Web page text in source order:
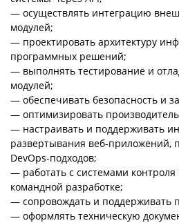
— осуществлять интеграцию
модулей;
— проектировать архитектуру
программных решений;
— выполнять тестирование и
модулей;
— обеспечивать безопасность и
— оптимизировать
— настраивать и поддерживать
развертывания веб-приложений,
DevOps-подходов;
— работать с системами контроля
командной разработке;
— сопровождать и поддерживать
— оформлять техническую